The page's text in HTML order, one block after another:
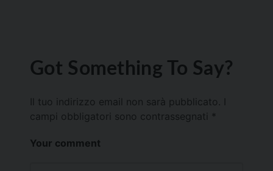
Got Something To Say?
Il tuo indirizzo email non sarà pubblicato.
campi obbligatori sono contrassegnati *
Your comment